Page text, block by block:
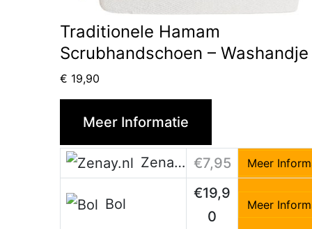
Traditionele Hamam
Scrubhandschoen – Washandje
€ 19,90
Meer Informatie
Zenay.nl €7,95 Meer
Bol
€19,9
0
Meer